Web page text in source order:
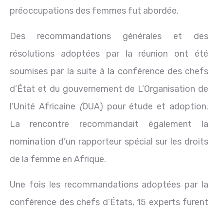
préoccupations des femmes fut abordée.
Des recommandations générales et des
résolutions adoptées par la réunion ont été
soumises par la suite à la conférence des chefs
d’État et du gouvernement de L’Organisation de
l’Unité Africaine (OUA) pour étude et adoption.
La rencontre recommandait également la
nomination d’un rapporteur spécial sur les droits
de la femme en Afrique.
Une fois les recommandations adoptées par la
conférence des chefs d’États, 15 experts furent